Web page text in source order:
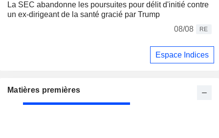
La SEC abandonne les poursuites pour délit d'initié contre
un ex-dirigeant de la santé gracié par Trump
08/08
RE
Espace Indices
Matières premières